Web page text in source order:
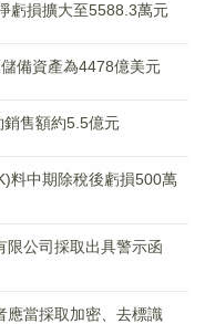
虧損擴大至5588.3萬元
備資產為4478億美元
售額約5.5億元
料中期除稅後虧損500萬
限公司採取出具警示函
應當採取加密、去標識